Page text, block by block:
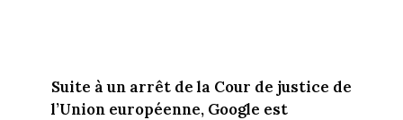
Suite à un arrêt de la Cour de justice de
l’Union européenne, Google est